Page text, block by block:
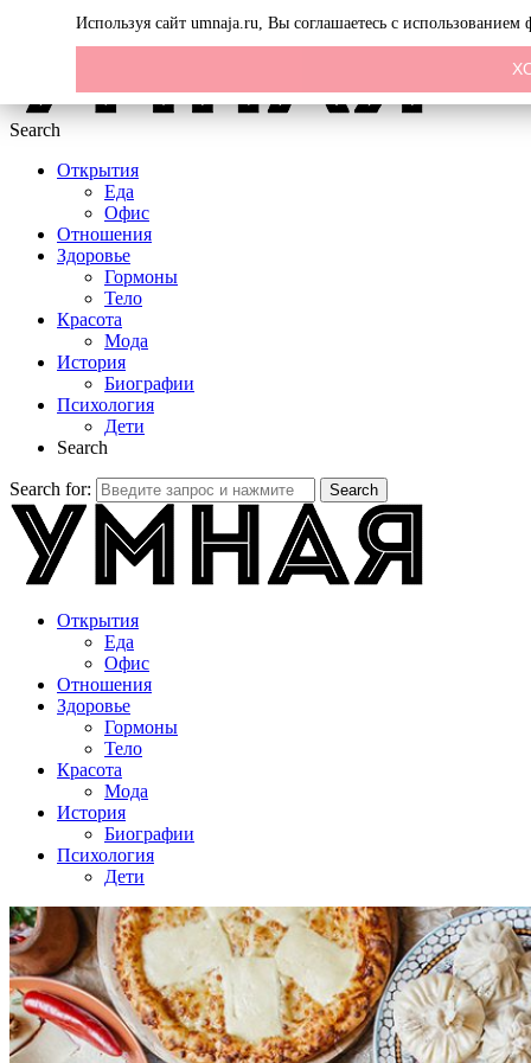
Search
Открытия
Еда
Офис
Отношения
Здоровье
Гормоны
Тело
Красота
Мода
История
Биографии
Психология
Дети
Search
Search for: Search
Открытия
Еда
Офис
Отношения
Здоровье
Гормоны
Тело
Красота
Мода
История
Биографии
Психология
Дети
Используя сайт umnaja.ru, Вы соглашаетесь с использованием